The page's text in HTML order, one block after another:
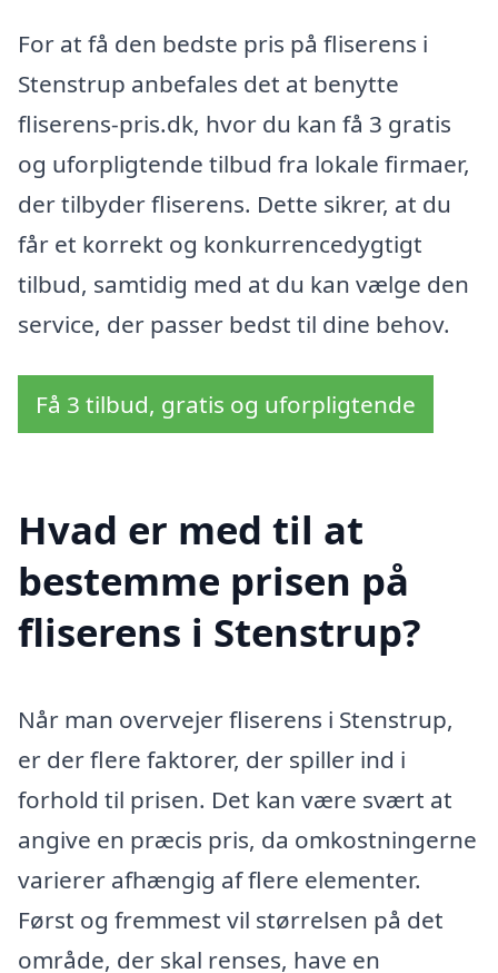
For at få den bedste pris på fliserens i
Stenstrup anbefales det at benytte
fliserens-pris.dk, hvor du kan få 3 gratis
og uforpligtende tilbud fra lokale firmaer,
der tilbyder fliserens. Dette sikrer, at du
får et korrekt og konkurrencedygtigt
tilbud, samtidig med at du kan vælge den
service, der passer bedst til dine behov.
Få 3 tilbud, gratis og uforpligtende
Hvad er med til at
bestemme prisen på
fliserens i Stenstrup?
Når man overvejer fliserens i Stenstrup,
er der flere faktorer, der spiller ind i
forhold til prisen. Det kan være svært at
angive en præcis pris, da omkostningerne
varierer afhængig af flere elementer.
Først og fremmest vil størrelsen på det
område, der skal renses, have en